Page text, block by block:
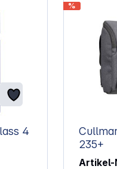
SDHC 8GB Class 4
%
235+
Artikel-